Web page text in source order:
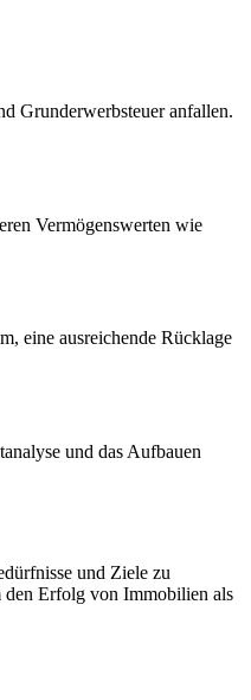
Grunderwerbsteuer anfallen.
Vermögenswerten wie
eine ausreichende Rücklage
und das Aufbauen
und Ziele zu
den Erfolg von Immobilien als